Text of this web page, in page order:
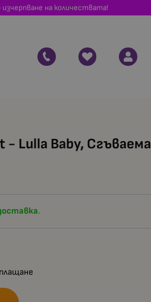
на количествата!
Lulla Baby, Сгъваема
.